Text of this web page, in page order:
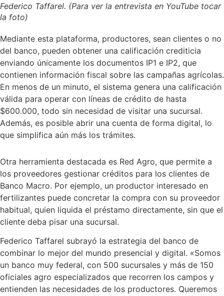
Federico Taffarel. (Para ver la entrevista en YouTube tocar
la foto)
Mediante esta plataforma, productores, sean clientes o no
del banco, pueden obtener una calificación crediticia
enviando únicamente los documentos IP1 e IP2, que
contienen información fiscal sobre las campañas agrícolas.
En menos de un minuto, el sistema genera una calificación
válida para operar con líneas de crédito de hasta
$600.000, todo sin necesidad de visitar una sucursal.
Además, es posible abrir una cuenta de forma digital, lo
que simplifica aún más los trámites.
Otra herramienta destacada es Red Agro, que permite a
los proveedores gestionar créditos para los clientes de
Banco Macro. Por ejemplo, un productor interesado en
fertilizantes puede concretar la compra con su proveedor
habitual, quien liquida el préstamo directamente, sin que el
cliente deba pisar una sucursal.
Federico Taffarel subrayó la estrategia del banco de
combinar lo mejor del mundo presencial y digital. «Somos
un banco muy federal, con 500 sucursales y más de 150
oficiales agro especializados que recorren los campos y
entienden las necesidades de los productores. Queremos